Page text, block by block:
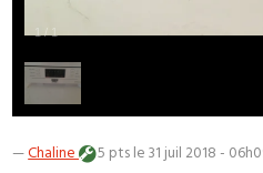
/
—Chaline 5 ptsle 31 juil 2018 -